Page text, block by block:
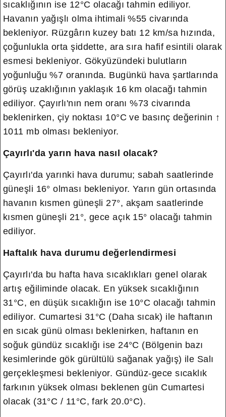
sıcaklığının ise 12°C olacağı tahmin ediliyor.
Havanın yağışlı olma ihtimali %55 civarında
bekleniyor. Rüzgârın kuzey batı 12 km/sa hızında,
çoğunlukla orta şiddette, ara sıra hafif esintili olarak
esmesi bekleniyor. Gökyüzündeki bulutların
yoğunluğu %7 oranında. Bugünkü hava şartlarında
görüş uzaklığının yaklaşık 16 km olacağı tahmin
ediliyor. Çayırlı'nın nem oranı %73 civarında
beklenirken, çiy noktası 10°C ve basınç değerinin ↑
1011 mb olması bekleniyor.
Çayırlı'da yarın hava nasıl olacak?
Çayırlı'da yarınki hava durumu; sabah saatlerinde
güneşli 16° olması bekleniyor. Yarın gün ortasında
havanın kısmen güneşli 27°, akşam saatlerinde
kısmen güneşli 21°, gece açık 15° olacağı tahmin
ediliyor.
Haftalık hava durumu değerlendirmesi
Çayırlı'da bu hafta hava sıcaklıkları genel olarak
artış eğiliminde olacak. En yüksek sıcaklığının
31°C, en düşük sıcaklığın ise 10°C olacağı tahmin
ediliyor. Cumartesi 31°C (Daha sıcak) ile haftanın
en sıcak günü olması beklenirken, haftanın en
soğuk gündüz sıcaklığı ise 24°C (Bölgenin bazı
kesimlerinde gök gürültülü sağanak yağış) ile Salı
gerçekleşmesi bekleniyor. Gündüz-gece sıcaklık
farkının yüksek olması beklenen gün Cumartesi
olacak (31°C / 11°C, fark 20.0°C).